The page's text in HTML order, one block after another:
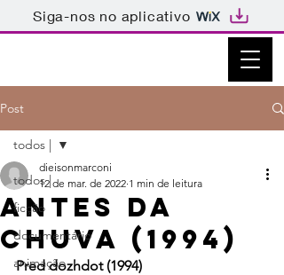
Siga-nos no aplicativo
Post
todos |
ficção
documentário
animação
todos |
Antes da
chuva (1994)
dieisonmarconi
12 de mar. de 2022 1 min de leitura
Pred dozhdot (1994)